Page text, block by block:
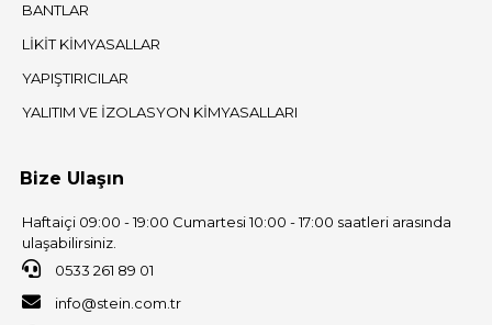
BANTLAR
LİKİT KİMYASALLAR
YAPIŞTIRICILAR
YALITIM VE İZOLASYON KİMYASALLARI
Bize Ulaşın
Haftaiçi 09:00 - 19:00 Cumartesi 10:00 - 17:00 saatleri arasında
ulaşabilirsiniz.
0533 261 89 01
info@stein.com.tr